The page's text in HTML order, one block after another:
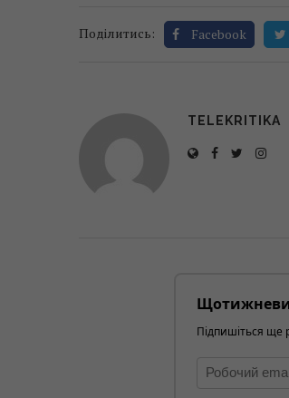
Поділитись: Facebook
TELEKRITIKA
Підпишіться ще